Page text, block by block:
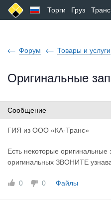
Торги Груз
Форум Товары и услуги
Оригинальные
Сообщение
ГИЯ из ООО «КА-Транс»
Есть некоторые оригинальные
оригинальных ЗВОНИТЕ
0 0 Файлы